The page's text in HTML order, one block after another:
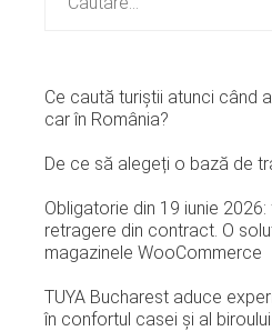
Ce caută turiștii atunci când
car în România?
De ce să alegeți o bază de
Obligatorie din 19 iunie
retragere din contract. O
magazinele WooCommerce
TUYA Bucharest aduce
în confortul casei și al biroului